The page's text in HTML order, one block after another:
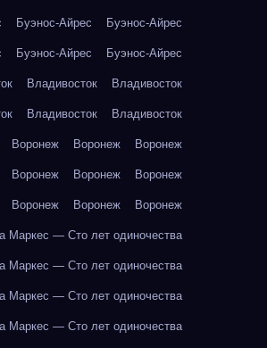
Буэнос-Айрес Буэнос-Айрес
Буэнос-Айрес Буэнос-Айрес
Владивосток Владивосток
Владивосток Владивосток
Воронеж Воронеж Воронеж
Воронеж Воронеж Воронеж
Воронеж Воронеж Воронеж
Маркес — Сто лет одиночества
Маркес — Сто лет одиночества
Маркес — Сто лет одиночества
Маркес — Сто лет одиночества